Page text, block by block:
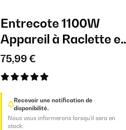
Entrecote 1100W
Appareil à Raclette et
Fondue 8 Personnes​
Noir
75,99 €
Recevoir une notification de
disponibilité.
Nous vous informerons lorsqu’il sera en
stock.